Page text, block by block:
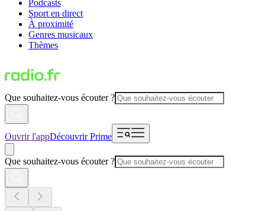
Podcasts
Sport en direct
À proximité
Genres musicaux
Thèmes
Que souhaitez-vous écouter ?
Ouvrir l'appDécouvrir Prime
Que souhaitez-vous écouter ?